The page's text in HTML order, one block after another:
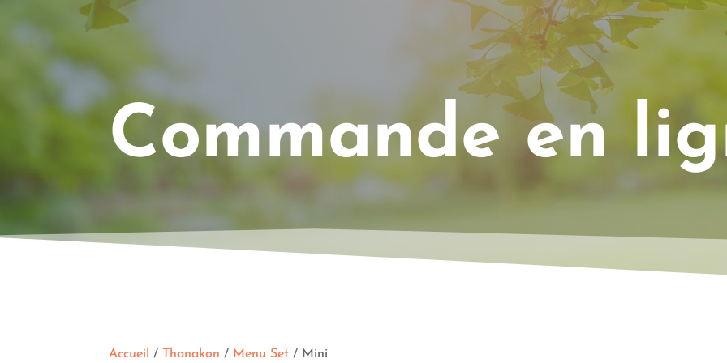
Commande en
Accueil / Thanakon / Menu Set / Mini